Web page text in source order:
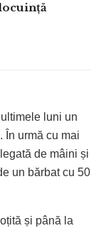
luni un
În urmă cu mai
de mâini și
un bărbat cu 50
și până la